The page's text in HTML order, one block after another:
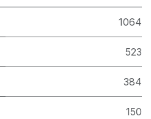
1064
523
384
150